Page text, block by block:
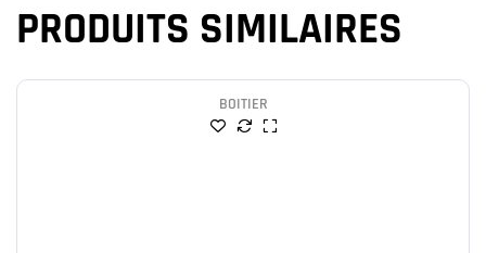
PRODUITS SIMILAIRES
BOITIER